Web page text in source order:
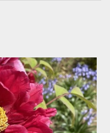
命学・易
た立命講